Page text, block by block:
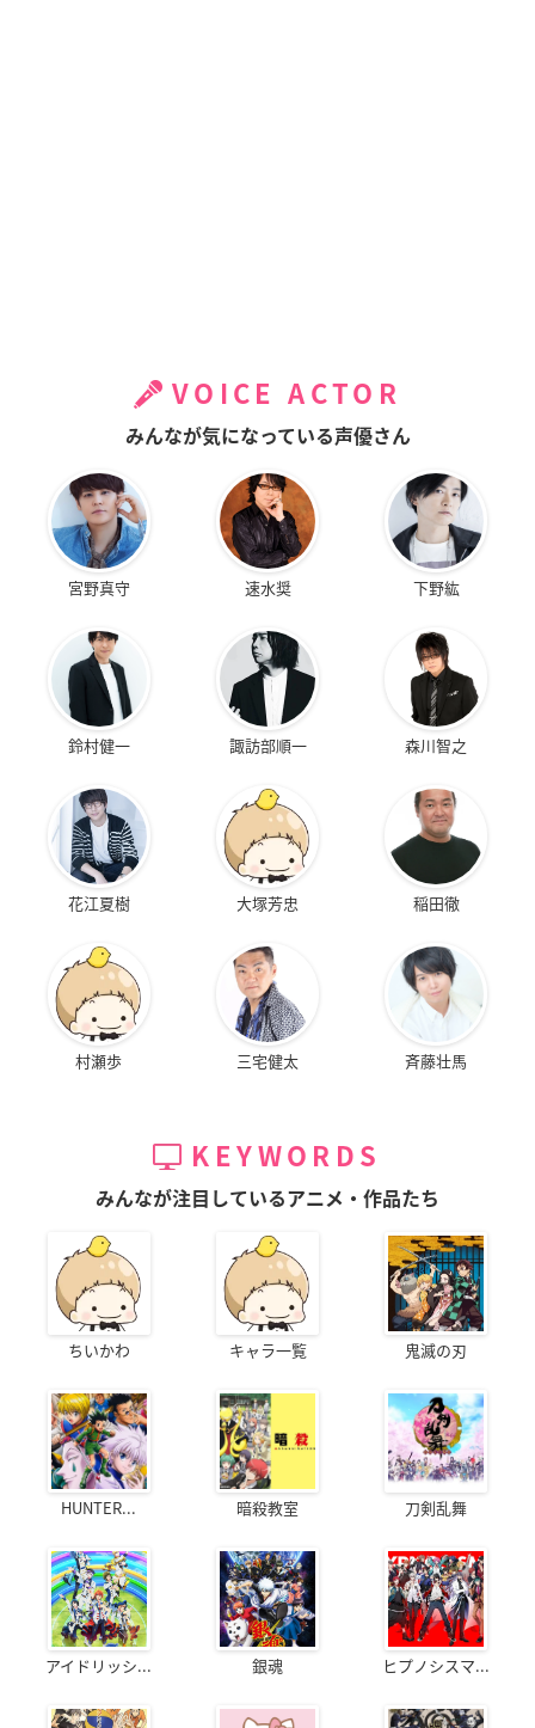
VOICE ACTOR
みんなが気になっている声優さん
宮野真守 速水奨 下野紘
鈴村健一 諏訪部順一 森川智之
花江夏樹 大塚芳忠 稲田徹
村瀬歩 三宅健太 斉藤壮馬
KEYWORDS
みんなが注目しているアニメ・作品たち
ちいかわ キャラ一覧 鬼滅の刃
HUNTER... 暗殺教室 刀剣乱舞
アイドリッシ... 銀魂 ヒプノシスマ...